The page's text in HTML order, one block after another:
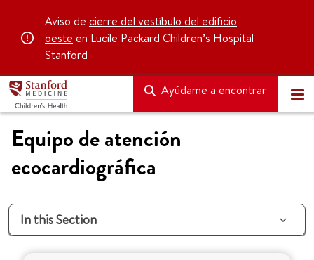
Aviso de cierre del vestíbulo del edificio
oeste en Lucile Packard Children’s Hospital
Stanford
Ayúdame a encontrar
Equipo de atención
ecocardiográfica
In this Section